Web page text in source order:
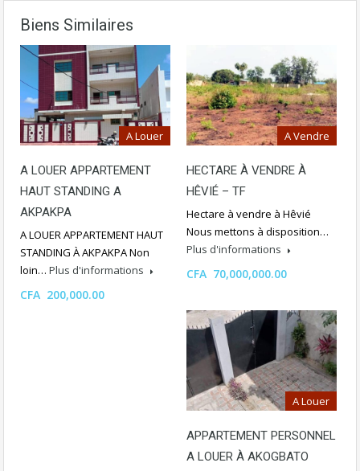
Biens Similaires
A Louer
A LOUER APPARTEMENT
HAUT STANDING A
AKPAKPA
A LOUER APPARTEMENT HAUT
STANDING À AKPAKPA Non
loin… Plus d'informations
CFA 200,000.00
A Vendre
HECTARE À VENDRE À
HÊVIÉ – TF
Hectare à vendre à Hêvié
Nous mettons à disposition…
Plus d'informations
CFA 70,000,000.00
A Louer
APPARTEMENT PERSONNEL
A LOUER À AKOGBATO